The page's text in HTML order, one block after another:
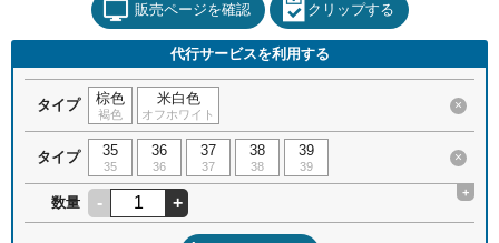
販売ページを確認 クリップする
代行サービスを利用する
タイプ 棕色
褐色
米白色
オフホワイト
×
タイプ 35
35
36
36
37
37
38
38
39
39
×
数量 - +
+